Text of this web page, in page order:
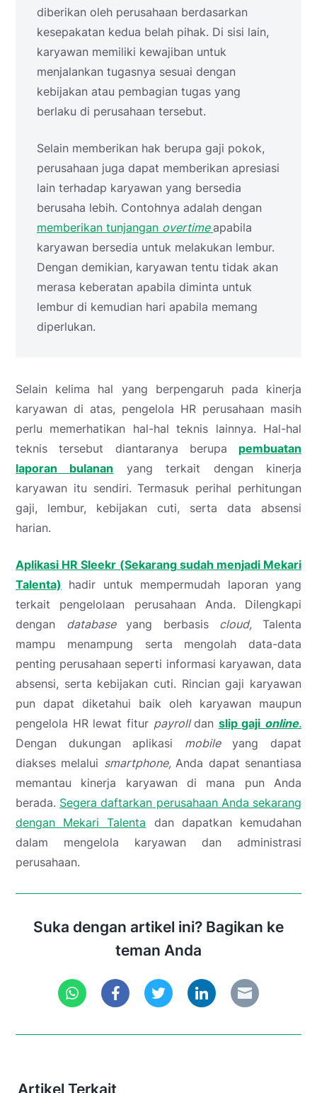
diberikan oleh perusahaan berdasarkan
kesepakatan kedua belah pihak. Di sisi lain,
karyawan memiliki kewajiban untuk
menjalankan tugasnya sesuai dengan
kebijakan atau pembagian tugas yang
berlaku di perusahaan tersebut.
Selain memberikan hak berupa gaji pokok,
perusahaan juga dapat memberikan apresiasi
lain terhadap karyawan yang bersedia
berusaha lebih. Contohnya adalah dengan
memberikan tunjangan overtimeapabila
karyawan bersedia untuk melakukan lembur.
Dengan demikian, karyawan tentu tidak akan
merasa keberatan apabila diminta untuk
lembur di kemudian hari apabila memang
diperlukan.
Selain kelima hal yang berpengaruh pada kinerja
karyawan di atas, pengelola HR perusahaan masih
perlu memerhatikan hal-hal teknis lainnya. Hal-hal
teknis tersebut diantaranya berupa pembuatan
laporan bulanan yang terkait dengan kinerja
karyawan itu sendiri. Termasuk perihal perhitungan
gaji, lembur, kebijakan cuti, serta data absensi
harian.
Aplikasi HR Sleekr (Sekarang sudah menjadi Mekari
Talenta) hadir untuk mempermudah laporan yang
terkait pengelolaan perusahaan Anda. Dilengkapi
dengan databaseyang berbasis cloud,Talenta
mampu menampung serta mengolah data-data
penting perusahaan seperti informasi karyawan, data
absensi, serta kebijakan cuti. Rincian gaji karyawan
pun dapat diketahui baik oleh karyawan maupun
pengelola HR lewat fitur payrolldan slip gaji online.
Dengan dukungan aplikasi mobileyang dapat
diakses melalui smartphone,Anda dapat senantiasa
memantau kinerja karyawan di mana pun Anda
berada. Segera daftarkan perusahaan Anda sekarang
dengan Mekari Talenta dan dapatkan kemudahan
dalam mengelola karyawan dan administrasi
perusahaan.
Suka dengan artikel ini? Bagikan ke
teman Anda
Artikel Terkait